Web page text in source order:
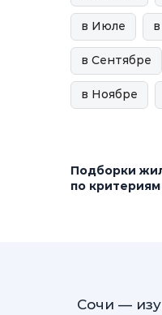
в Июле
в Сентябре
в Ноябре
Подборки
по критериям
Сочи —